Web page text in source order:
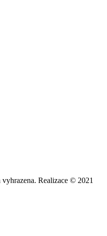
vyhrazena. Realizace © 2021